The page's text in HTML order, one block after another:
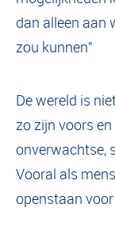
dan alleen aan
zou kunnen”
De wereld is
zo zijn voors
onverwachtse,
Vooral als
openstaan